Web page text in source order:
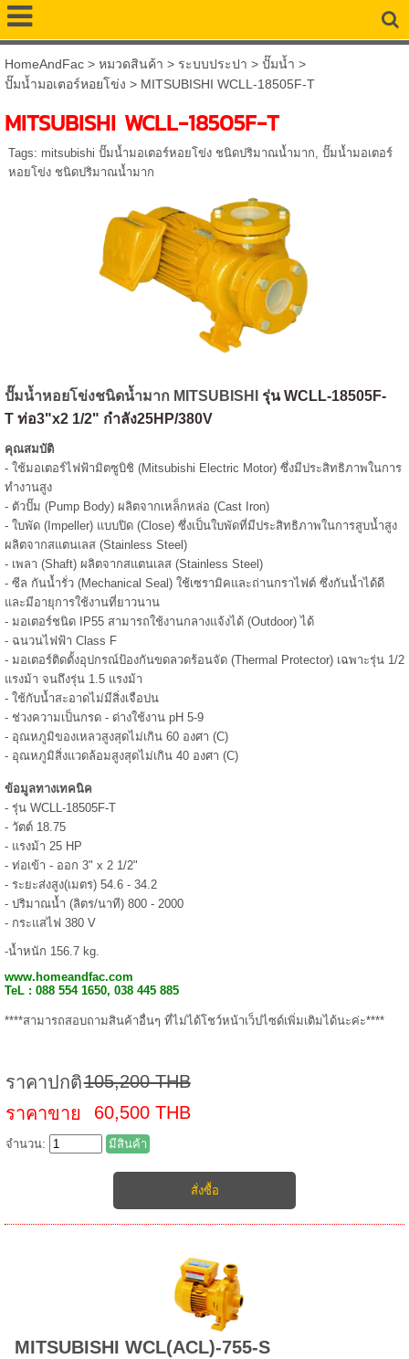
HomeAndFac> หมวดสินค้า > ระบบประปา > ปั๊มน้ำ >
ปั๊มน้ำมอเตอร์หอยโข่ง > MITSUBISHI WCLL-18505F-T
MITSUBISHI WCLL-18505F-T
Tags: mitsubishi ปั๊มน้ำมอเตอร์หอยโข่ง ชนิดปริมาณน้ำมาก, ปั๊มน้ำมอเตอร์
หอยโข่ง ชนิดปริมาณน้ำมาก
ปั๊มน้ำหอยโข่งชนิดน้ำมาก MITSUBISHI รุ่น WCLL-18505F-
Tท่อ3"x2 1/2" กำลัง25HP/380V
คุณสมบัติ
- ใช้มอเตอร์ไฟฟ้ามิตซูบิชิ (Mitsubishi Electric Motor) ซึ่งมีประสิทธิภาพในการ
ทำงานสูง
- ตัวปั๊ม (Pump Body) ผลิตจากเหล็กหล่อ (Cast Iron)
- ใบพัด (Impeller) แบบปิด (Close) ซึ่งเป็นใบพัดที่มีประสิทธิภาพในการสูบน้ำสูง
ผลิตจากสแตนเลส (Stainless Steel)
- เพลา (Shaft) ผลิตจากสแตนเลส (Stainless Steel)
- ซีล กันน้ำรั่ว (Mechanical Seal) ใช้เซรามิคและถ่านกราไฟต์ ซึ่งกันน้ำได้ดี
และมีอายุการใช้งานที่ยาวนาน
- มอเตอร์ชนิด IP55 สามารถใช้งานกลางแจ้งได้ (Outdoor) ได้
- ฉนวนไฟฟ้า Class F
- มอเตอร์ติดตั้งอุปกรณ์ป้องกันขดลวดร้อนจัด (Thermal Protector) เฉพาะรุ่น 1/2
แรงม้า จนถึงรุ่น 1.5 แรงม้า
- ใช้กับน้ำสะอาดไม่มีสิ่งเจือปน
- ช่วงความเป็นกรด - ด่างใช้งาน pH 5-9
- อุณหภูมิของเหลวสูงสุดไม่เกิน 60 องศา (C)
- อุณหภูมิสิ่งแวดล้อมสูงสุดไม่เกิน 40 องศา (C)
ข้อมูลทางเทคนิค
- รุ่น WCLL-18505F-T
- วัตต์ 18.75
- แรงม้า 25 HP
- ท่อเข้า - ออก 3" x 2 1/2"
- ระยะส่งสูง(เมตร) 54.6 - 34.2
- ปริมาณน้ำ (ลิตร/นาที) 800 - 2000
- กระแสไฟ 380 V
-น้ำหนัก 156.7 kg.
www.homeandfac.com
TeL : 088 554 1650, 038 445 885
****สามารถสอบถามสินค้าอื่นๆ ที่ไม่ได้โชว์หน้าเว็ปไซด์เพิ่มเติมได้นะค่ะ****
ราคาปกติ105,200 THB
ราคาขาย
60,500 THB
จำนวน: มีสินค้า
MITSUBISHI WCL(ACL)-755-S